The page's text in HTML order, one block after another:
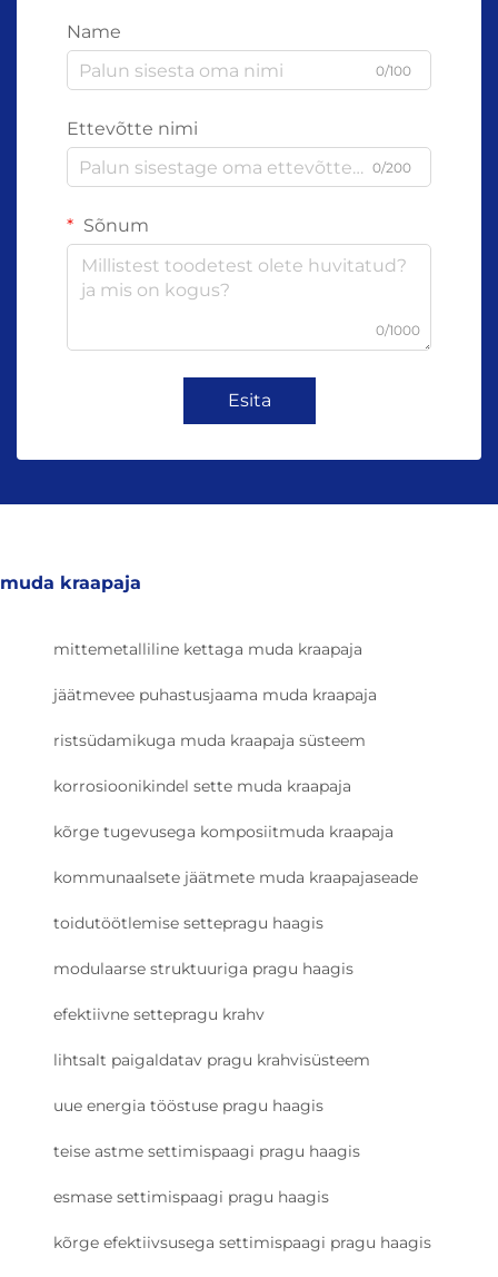
Name
0/100
Ettevõtte nimi
0/200
Sõnum
0/1000
Esita
muda kraapaja
mittemetalliline kettaga muda kraapaja
jäätmevee puhastusjaama muda kraapaja
ristsüdamikuga muda kraapaja süsteem
korrosioonikindel sette muda kraapaja
kõrge tugevusega komposiitmuda kraapaja
kommunaalsete jäätmete muda kraapajaseade
toidutöötlemise settepragu haagis
modulaarse struktuuriga pragu haagis
efektiivne settepragu krahv
lihtsalt paigaldatav pragu krahvisüsteem
uue energia tööstuse pragu haagis
teise astme settimispaagi pragu haagis
esmase settimispaagi pragu haagis
kõrge efektiivsusega settimispaagi pragu haagis